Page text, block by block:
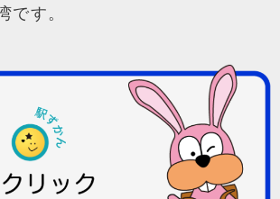
です。